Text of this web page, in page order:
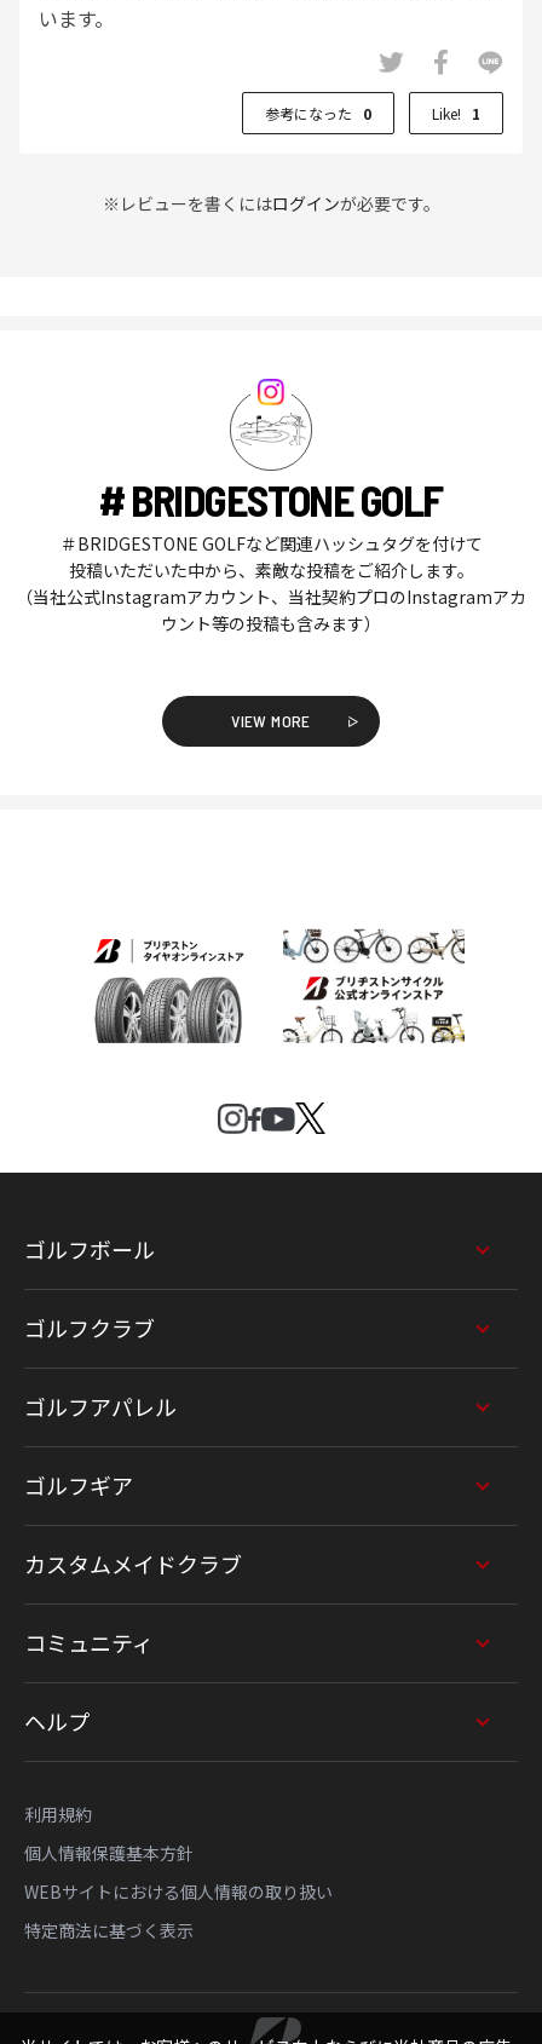
います。
参考になった 0 Like! 1
※レビューを書くにはログインが必要です。
# BRIDGESTONE GOLF
＃BRIDGESTONE GOLFなど関連ハッシュタグを付けて
投稿いただいた中から、素敵な投稿をご紹介します。
（当社公式Instagramアカウント、当社契約プロのInstagramアカ
ウント等の投稿も含みます）
VIEW MORE
ゴルフボール
ゴルフクラブ
ゴルフアパレル
ゴルフギア
カスタムメイドクラブ
コミュニティ
ヘルプ
利用規約
個人情報保護基本方針
WEBサイトにおける個人情報の取り扱い
特定商法に基づく表示